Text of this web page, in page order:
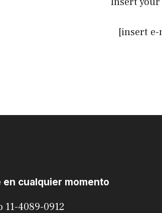
[insert
cualquier momento
4089-0912